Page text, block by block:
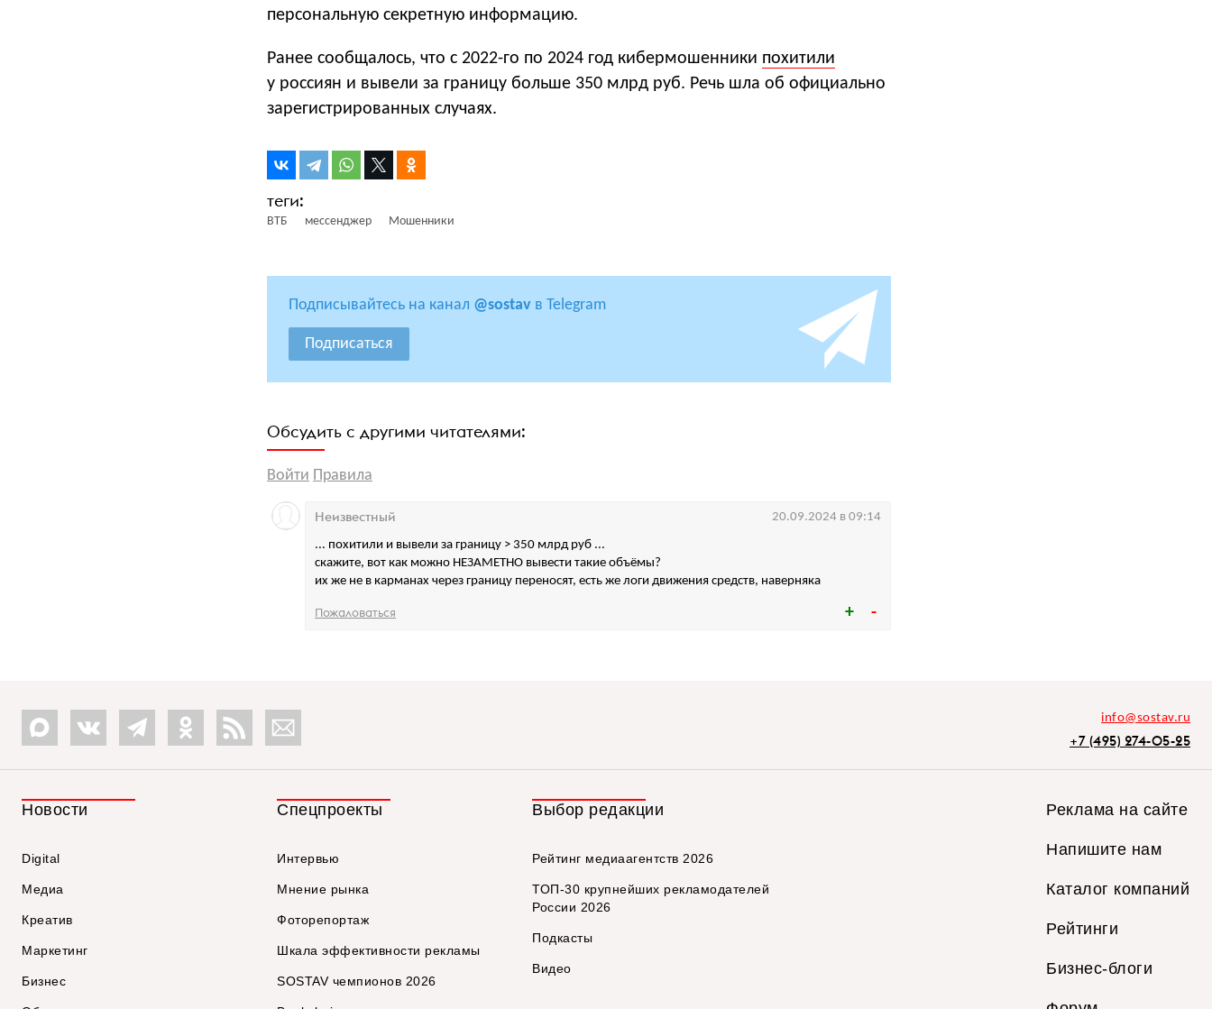
персональную секретную информацию.
Ранее сообщалось, что с 2022-го по 2024 год кибермошенники похитили
у россиян и вывели за границу больше 350 млрд руб. Речь шла об официально
зарегистрированных случаях.
ВТБ мессенджер Мошенники
Подписывайтесь на канал @sostav в Telegram
Подписаться
Обсудить с другими читателями:
Войти Правила
... похитили и вывели за границу > 350 млрд руб ...
скажите, вот как можно НЕЗАМЕТНО вывести такие объёмы?
их же не в карманах через границу переносят, есть же логи движения средств, наверняка
Неизвестный 20.09.2024 в 09:14
Пожаловаться
info@sostav.ru
+7 (495) 274-05-25
Новости
Digital
Медиа
Креатив
Маркетинг
Бизнес
Спецпроекты
Интервью
Мнение рынка
Фоторепортаж
Шкала эффективности рекламы
SOSTAV чемпионов 2026
Выбор редакции
Рейтинг медиаагентств 2026
ТОП-30 крупнейших рекламодателей
России 2026
Подкасты
Видео
Реклама на сайте
Напишите нам
Каталог компаний
Рейтинги
Бизнес-блоги